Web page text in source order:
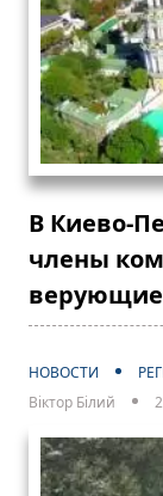
В Киево-
члены
верующие
НОВОСТИ
Віктор Білий